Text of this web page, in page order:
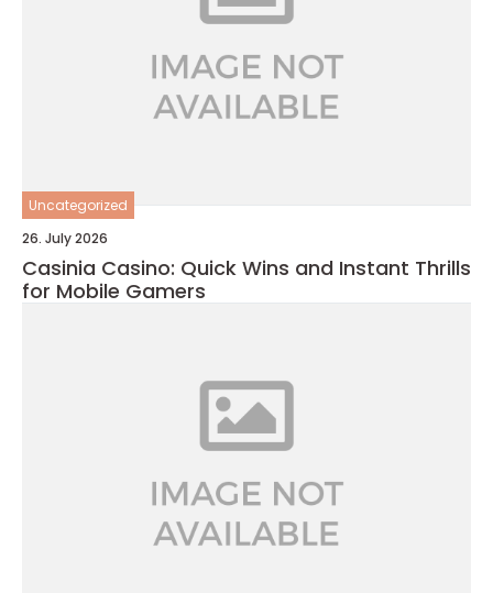
Uncategorized
26. July 2026
Casinia Casino: Quick Wins and Instant Thrills
for Mobile Gamers